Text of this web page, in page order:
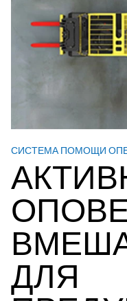
СИСТЕМА ПОМОЩИ
ДЛЯ